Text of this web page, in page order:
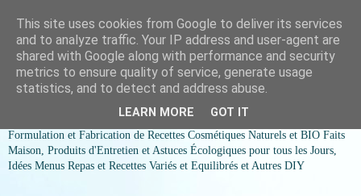
COSMESSENCE BIO Recettes
cosmetiques naturels et Bio et
idées menus variés et équilibrés
Formulation et Fabrication de Recettes Cosmétiques Naturels et BIO Faits
Maison, Produits d'Entretien et Astuces Écologiques pour tous les Jours,
Idées Menus Repas et Recettes Variés et Equilibrés et Autres DIY
This site uses cookies from Google to deliver its services
and to analyze traffic. Your IP address and user-agent are
shared with Google along with performance and security
metrics to ensure quality of service, generate usage
statistics, and to detect and address abuse.
LEARN MORE GOT IT